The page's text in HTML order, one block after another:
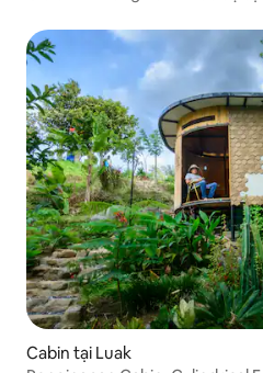
Cabin tại Luak